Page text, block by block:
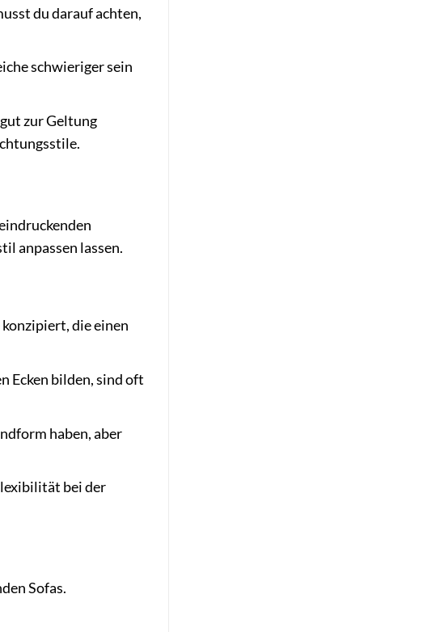
du darauf achten,
schwieriger sein
zur Geltung
anpassen lassen.
die einen
Ecken bilden, sind oft
haben, aber
bei der
Sofas.